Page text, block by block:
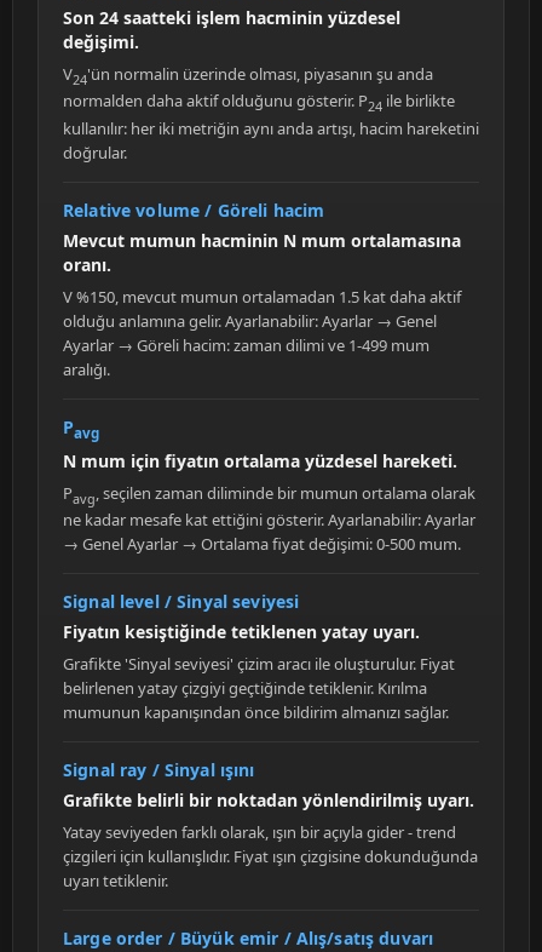
Son 24 saatteki işlem hacminin yüzdesel
değişimi.
V24'ün normalin üzerinde olması, piyasanın şu anda
normalden daha aktif olduğunu gösterir. P24 ile birlikte
kullanılır: her iki metriğin aynı anda artışı, hacim hareketini
doğrular.
Relative volume / Göreli hacim
Mevcut mumun hacminin N mum ortalamasına
oranı.
V %150, mevcut mumun ortalamadan 1.5 kat daha aktif
olduğu anlamına gelir. Ayarlanabilir: Ayarlar → Genel
Ayarlar → Göreli hacim: zaman dilimi ve 1-499 mum
aralığı.
Pavg
N mum için fiyatın ortalama yüzdesel hareketi.
Pavg, seçilen zaman diliminde bir mumun ortalama olarak
ne kadar mesafe kat ettiğini gösterir. Ayarlanabilir: Ayarlar
→ Genel Ayarlar → Ortalama fiyat değişimi: 0-500 mum.
Signal level / Sinyal seviyesi
Fiyatın kesiştiğinde tetiklenen yatay uyarı.
Grafikte 'Sinyal seviyesi' çizim aracı ile oluşturulur. Fiyat
belirlenen yatay çizgiyi geçtiğinde tetiklenir. Kırılma
mumunun kapanışından önce bildirim almanızı sağlar.
Signal ray / Sinyal ışını
Grafikte belirli bir noktadan yönlendirilmiş uyarı.
Yatay seviyeden farklı olarak, ışın bir açıyla gider - trend
çizgileri için kullanışlıdır. Fiyat ışın çizgisine dokunduğunda
uyarı tetiklenir.
Large order / Büyük emir / Alış/satış duvarı